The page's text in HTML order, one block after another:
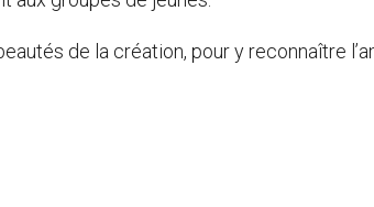
de la création, pour y reconnaître